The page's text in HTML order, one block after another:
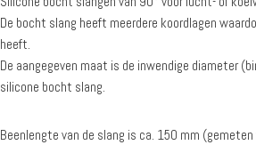
De bocht slang heeft meerdere koordlagen
heeft.
De aangegeven maat is de inwendige diameter
silicone bocht slang.
Beenlengte van de slang is ca. 150 mm